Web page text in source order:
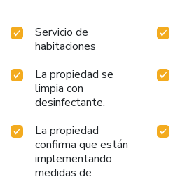
and daily housekeeping as an
relaxation and
day stress-free at Hotel New
available for you on the
each day of your getaway with
the hotel, relish in the
brewed, excellent
at hotel ensure that enticing
are constantly available. Upon
Servicio de
habitaciones
La propiedad se
limpia con
desinfectante.
La propiedad
confirma que están
implementando
medidas de